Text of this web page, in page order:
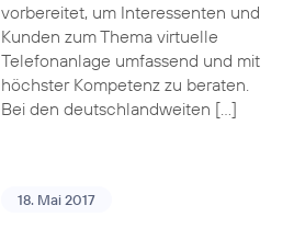
vorbereitet, um Interessenten und
Kunden zum Thema virtuelle
Telefonanlage umfassend und mit
höchster Kompetenz zu beraten.
Bei den deutschlandweiten […]
18. Mai 2017